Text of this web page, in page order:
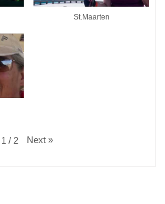
St.Maarten
1 / 2 Next »